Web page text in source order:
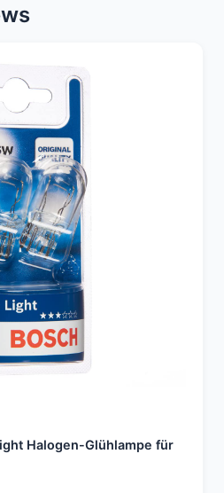
Halogen-Glühlampe für